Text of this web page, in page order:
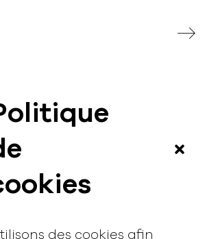
des cookies afin
Interview